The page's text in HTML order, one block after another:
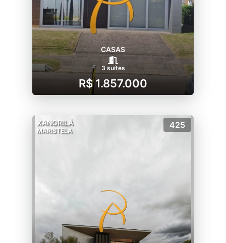
CASAS
3 suítes
R$ 1.857.000
XANGRILÁ
MARISTELA
425